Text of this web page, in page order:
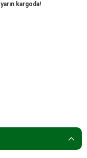
yarın kargoda!